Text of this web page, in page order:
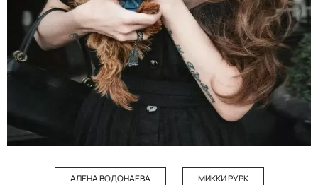
АЛЕНА ВОДОНАЕВА МИККИ РУРК